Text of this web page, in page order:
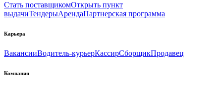
Стать поставщикомОткрыть пункт
выдачиТендерыАрендаПартнерская программа
Карьера
ВакансииВодитель-курьерКассирСборщикПродавец
Компания